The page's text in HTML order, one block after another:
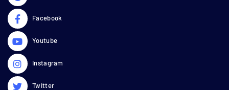
Facebook
Youtube
Instagram
Twitter